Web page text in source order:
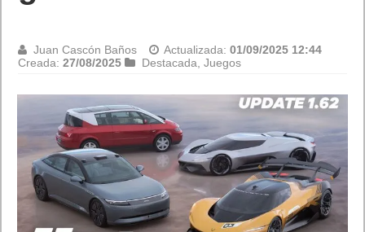
Juan Cascón Baños Actualizada:01/09/2025 12:44
Creada:27/08/2025 Destacada ,Juegos